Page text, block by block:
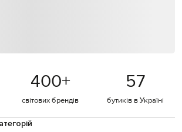
400+
світових брендів
57
бутиків в Україні